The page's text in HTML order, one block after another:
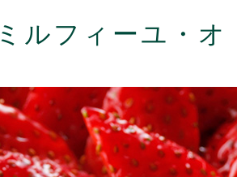
ミルフィーユ・